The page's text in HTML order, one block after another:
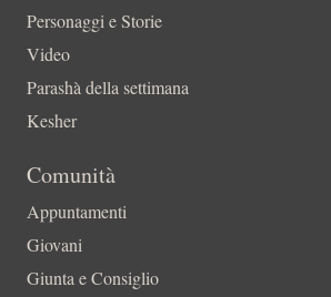
Personaggi e Storie
Video
Parashà della settimana
Kesher
Comunità
Appuntamenti
Giovani
Giunta e Consiglio